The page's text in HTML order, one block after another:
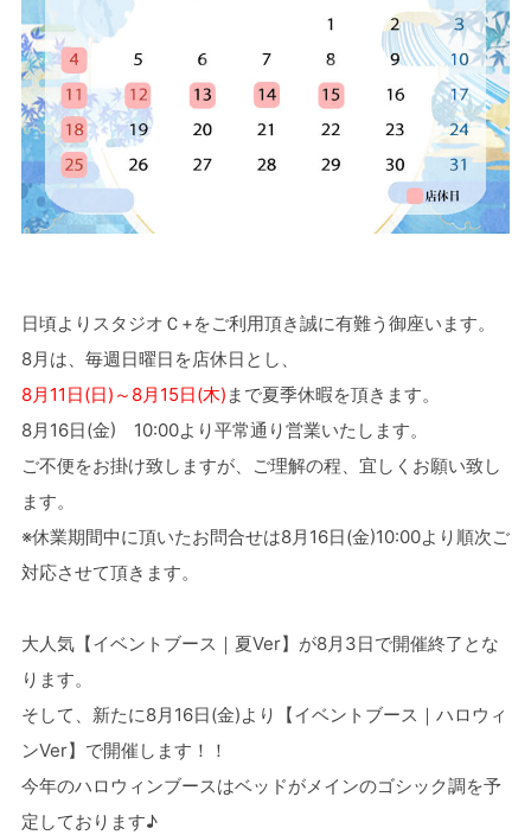
日頃よりスタジオＣ+をご利用頂き誠に有難う御座います。
8月は、毎週日曜日を店休日とし、
8月11日(日)～8月15日(木) まで夏季休暇を頂きます。
8月16日(金) 10:00より平常通り営業いたします。
ご不便をお掛け致しますが、ご理解の程、宜しくお願い致し
ます。
※休業期間中に頂いたお問合せは8月16日(金)10:00より順次ご
対応させて頂きます。
大人気【イベントブース｜夏Ver】が8月3日で開催終了とな
ります。
そして、新たに8月16日(金)より
【イベントブース｜ハロウィ
ンVer】 で開催します！！
今年のハロウィンブースはベッドがメインのゴシック調を予
定しております♪